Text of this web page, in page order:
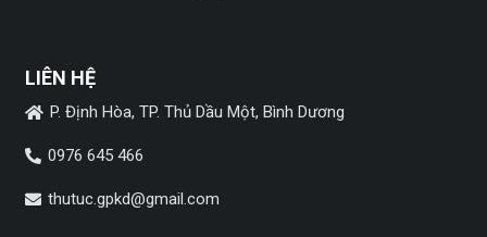
LIÊN HỆ
P. Định Hòa, TP. Thủ Dầu Một, Bình Dương
0976 645 466
thutuc.gpkd@gmail.com